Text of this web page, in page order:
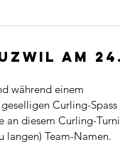
am
während einem
Curling-
an diesem Curling-
langen) Team-Namen.